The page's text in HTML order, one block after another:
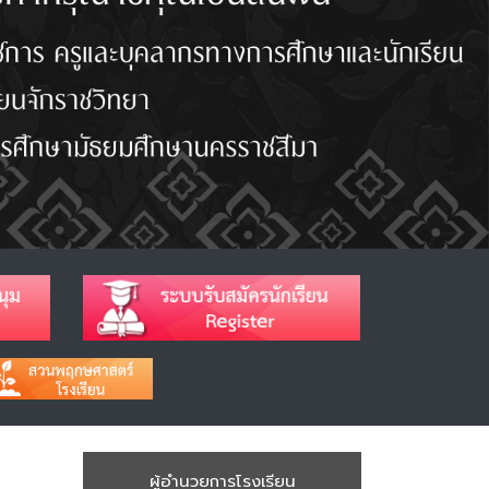
ผู้อำนวยการโรงเรียน